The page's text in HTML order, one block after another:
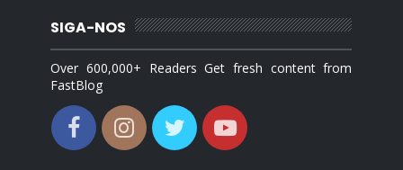
SIGA-NOS
Over 600,000+ Readers Get fresh content from
FastBlog